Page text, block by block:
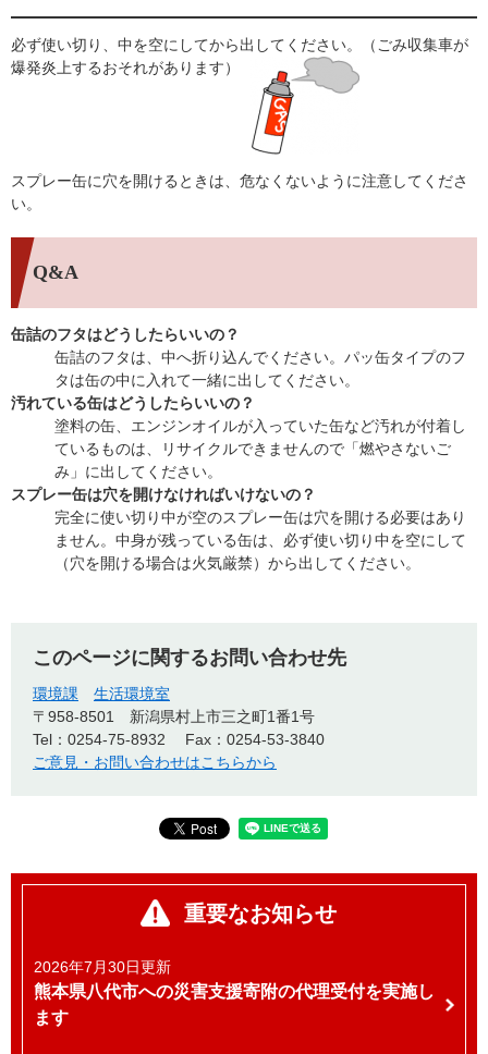
必ず使い切り、中を空にしてから出してください。（ごみ収集車が
爆発炎上するおそれがあります）
スプレー缶に穴を開けるときは、危なくないように注意してくださ
い。
Q&A
缶詰のフタはどうしたらいいの？
缶詰のフタは、中へ折り込んでください。パッ缶タイプのフ
タは缶の中に入れて一緒に出してください。
汚れている缶はどうしたらいいの？
塗料の缶、エンジンオイルが入っていた缶など汚れが付着し
ているものは、リサイクルできませんので「燃やさないご
み」に出してください。
スプレー缶は穴を開けなければいけないの？
完全に使い切り中が空のスプレー缶は穴を開ける必要はあり
ません。中身が残っている缶は、必ず使い切り中を空にして
（穴を開ける場合は火気厳禁）から出してください。
このページに関するお問い合わせ先
環境課
生活環境室
〒958-8501
新潟県村上市三之町1番1号
Tel：0254-75-8932
Fax：0254-53-3840
ご意見・お問い合わせはこちらから
重要なお知らせ
2026年7月30日更新
熊本県八代市への災害支援寄附の代理受付を実施し
ます